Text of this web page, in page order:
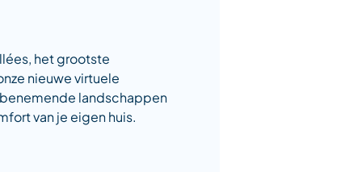
het grootste
nieuwe virtuele
landschappen
van je eigen huis.